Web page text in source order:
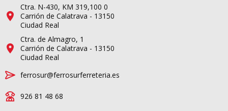
Ctra. N-430, KM 319,100 0
Carrión de Calatrava - 13150
Ciudad Real
Ctra. de Almagro, 1
Carrión de Calatrava - 13150
Ciudad Real
ferrosur@ferrosurferreteria.es
926 81 48 68